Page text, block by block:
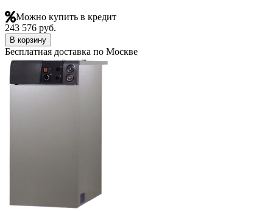
Можно купить в кредит
243 576 руб.
В корзину
Бесплатная доставка по Москве